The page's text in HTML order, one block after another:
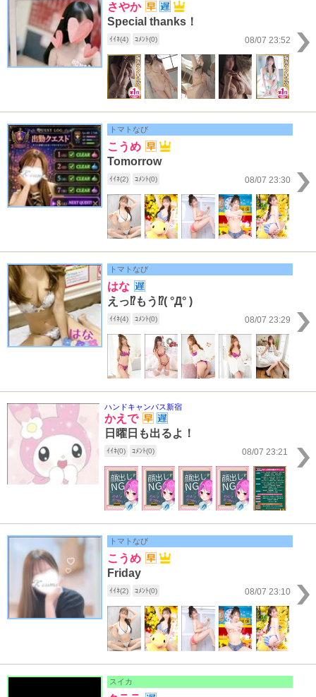
さやか
Special thanks！
ｲｲﾈ(4) ｺﾒﾝﾄ(0) 08/07 23:52
トマトなび
こうめ
Tomorrow
ｲｲﾈ(2) ｺﾒﾝﾄ(0) 08/07 23:30
トマトなび
はな
えっ⁉️もう⁉️( °Д° )
ｲｲﾈ(4) ｺﾒﾝﾄ(0) 08/07 23:29
ハンドキャンパス新宿
かえで
日曜日も出るよ！
ｲｲﾈ(0) ｺﾒﾝﾄ(0) 08/07 23:21
トマトなび
こうめ
Friday
ｲｲﾈ(2) ｺﾒﾝﾄ(0) 08/07 23:10
スイカ